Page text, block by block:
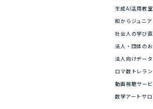
生成AI活用教室
和からジュニア
社会人の学び
法人・団体の
法人向けデー
ロマ数トレラン
動画視聴サー
数学アートサ